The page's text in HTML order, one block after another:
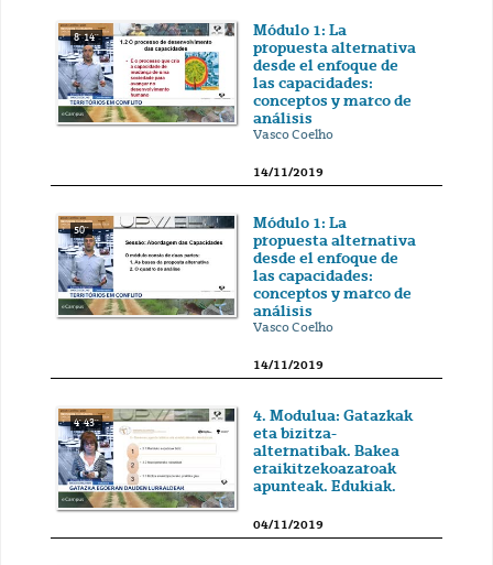
8' 14''
Módulo 1: La
propuesta alternativa
desde el enfoque de
las capacidades:
conceptos y marco de
análisis
Vasco Coelho
14/11/2019
50''
Módulo 1: La
propuesta alternativa
desde el enfoque de
las capacidades:
conceptos y marco de
análisis
Vasco Coelho
14/11/2019
4' 43''
4. Modulua: Gatazkak
eta bizitza-
alternatibak. Bakea
eraikitzekoazaroak
apunteak. Edukiak.
04/11/2019